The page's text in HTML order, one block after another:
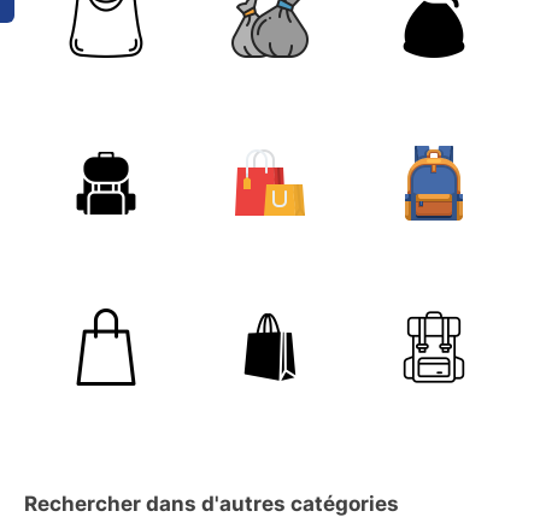
Rechercher dans d'autres catégories